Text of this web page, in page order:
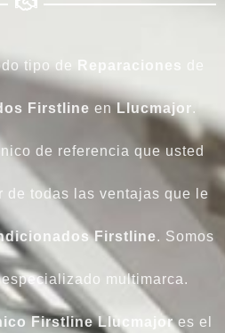
tipo de Reparaciones de
Firstline enLlucmajor.
de referencia que usted
de todas las ventajas que le
Firstline. Somos
multimarca.
Firstline Llucmajores el